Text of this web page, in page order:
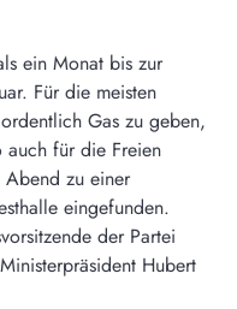
ein Monat bis zur
Für die meisten
Gas zu geben,
auch für die Freien
zu einer
eingefunden.
der Partei
Hubert